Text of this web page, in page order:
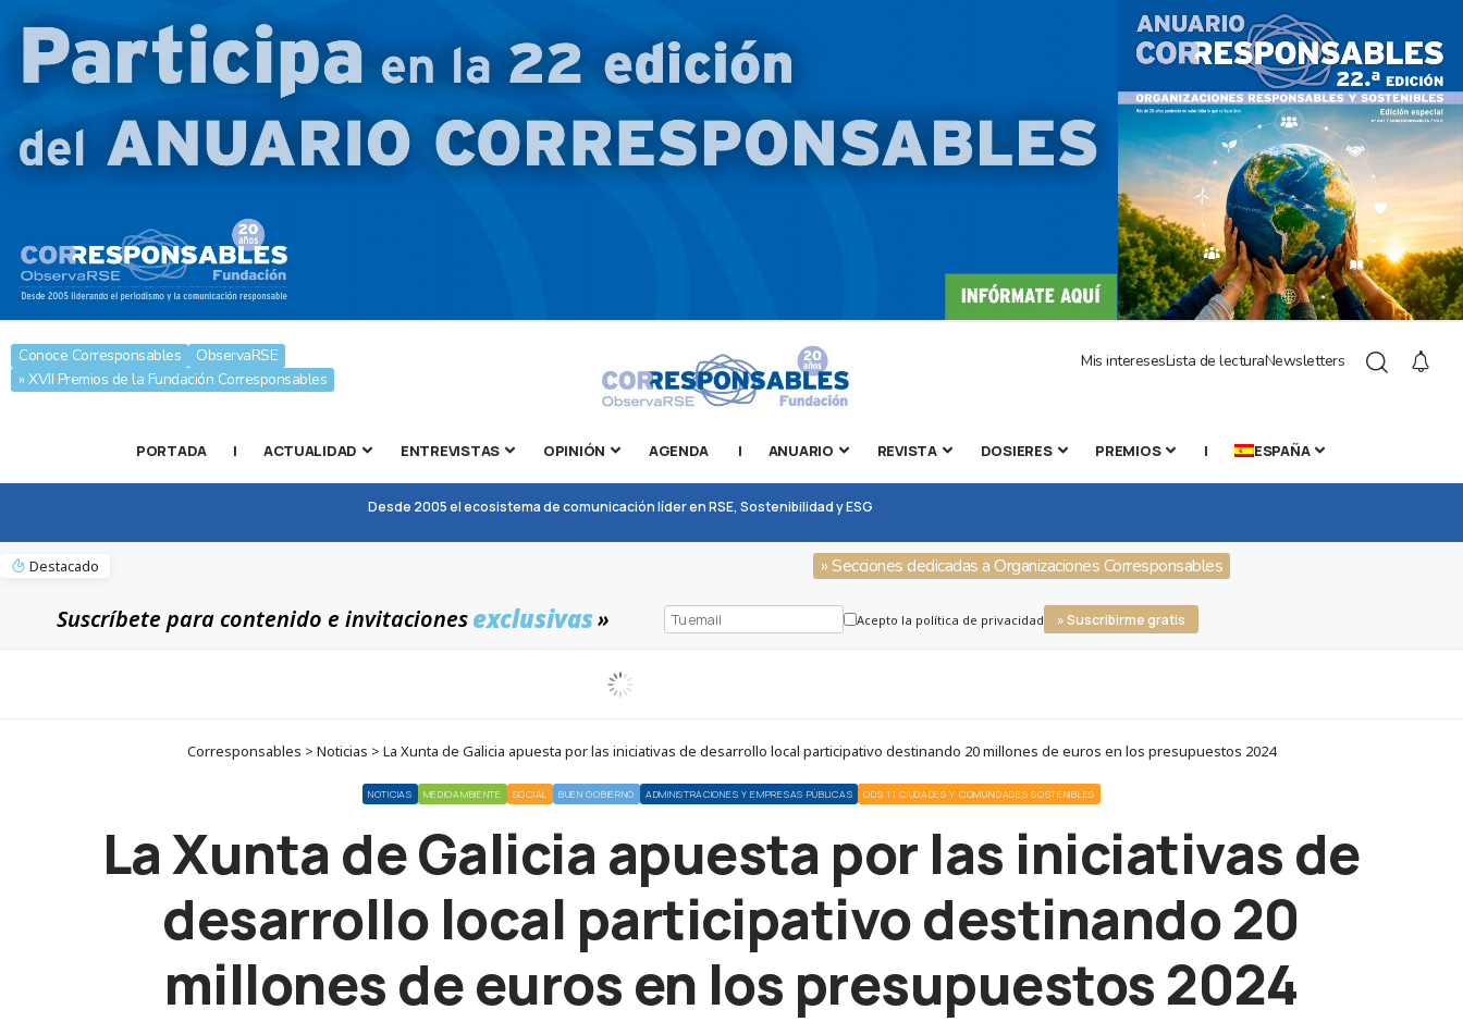
Conoce Corresponsables
ObservaRSE
» XVII Premios de la Fundación Corresponsables
Mis interesesLista de lecturaNewsletters
PORTADA | ACTUALIDAD ENTREVISTAS OPINIÓN AGENDA | ANUARIO REVISTA DOSIERES PREMIOS | ESPAÑA
Desde 2005 el ecosistema de comunicación líder en RSE, Sostenibilidad y ESG
Destacado » Secciones dedicadas a Organizaciones Corresponsables
Suscríbete para contenido e invitacionesexclusivas» Acepto la política de privacidad » Suscribirme gratis
Corresponsables > Noticias > La Xunta de Galicia apuesta por las iniciativas de desarrollo local participativo destinando 20 millones de euros en los presupuestos 2024
NOTICIAS MEDIOAMBIENTE SOCIAL BUEN GOBIERNO ADMINISTRACIONES Y EMPRESAS PÚBLICAS ODS 11 CIUDADES Y COMUNIDADES SOSTENIBLES
La Xunta de Galicia apuesta por las iniciativas de
desarrollo local participativo destinando 20
millones de euros en los presupuestos 2024